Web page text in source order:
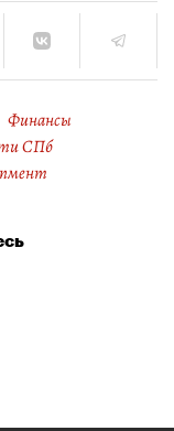
Финансы
СПб